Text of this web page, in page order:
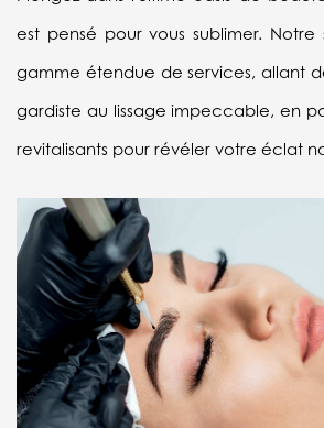
est pensé pour vous sublimer. Notre
gamme étendue de services, allant
gardiste au lissage impeccable, en
revitalisants pour révéler votre éclat